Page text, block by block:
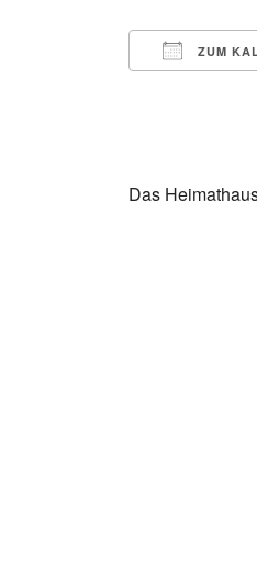
ZUM
Das